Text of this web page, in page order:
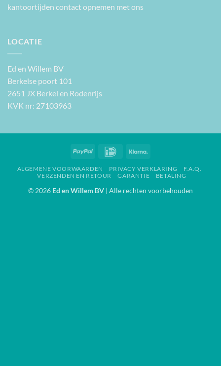
kantoortijden contact opnemen met ons
LOCATIE
Ed en Willem BV
Berkelse poort 101
2651 JX Berkel en Rodenrijs
KVK nr: 27103963
PayPal IDeal
ALGEMENE VOORWAARDEN PRIVACY VERKLARING
F.A.Q.
VERZENDEN EN RETOUR
GARANTIE BETALING
© 2026 Ed en Willem BV | Alle rechten voorbehouden